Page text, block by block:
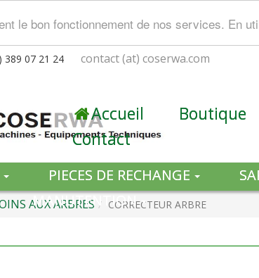
le bon fonctionnement de nos services. En
389 07 21 24 contact (at) coserwa.com
Accueil
Boutique
Contact
PIECES DE RECHANGE
MANUTENTION
AUX ARBRES CORRECTEUR ARBRE